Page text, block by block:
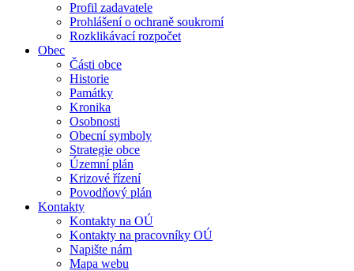
Profil zadavatele
Prohlášení o ochraně soukromí
Rozklikávací rozpočet
Obec
Části obce
Historie
Památky
Kronika
Osobnosti
Obecní symboly
Strategie obce
Územní plán
Krizové řízení
Povodňový plán
Kontakty
Kontakty na OÚ
Kontakty na pracovníky OÚ
Napište nám
Mapa webu